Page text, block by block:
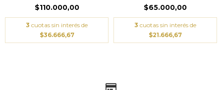
$110.000,00
3 cuotas sin interés de
$36.666,67
$65.000,00
3 cuotas sin interés de
$21.666,67